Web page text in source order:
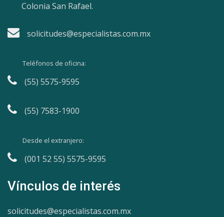
Colonia San Rafael.
solicitudes@especialistas.com.mx
Teléfonos de oficina:
(55) 5575-9595
(55) 7583-1900
Desde el extranjero:
(001 52 55) 5575-9595
Vínculos de interés
solicitudes@especialistas.com.mx